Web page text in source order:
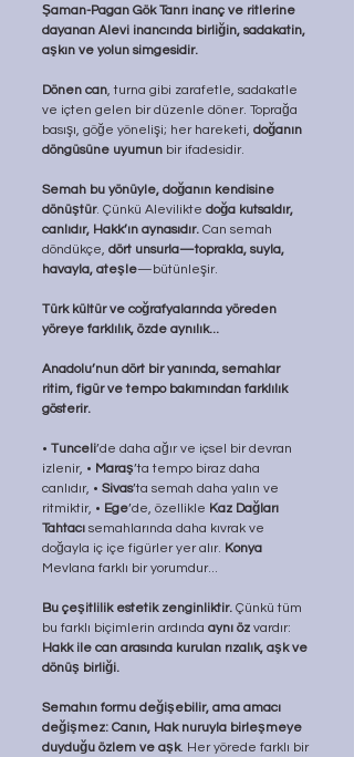
Şaman-Pagan Gök Tanrı inanç ve ritlerine
dayanan Alevi inancında birliğin, sadakatin,
aşkın ve yolun simgesidir.
Dönen can, turna gibi zarafetle, sadakatle
ve içten gelen bir düzenle döner. Toprağa
basışı, göğe yönelişi; her hareketi, doğanın
döngüsüne uyumun bir ifadesidir.
Semah bu yönüyle, doğanın kendisine
dönüştür. Çünkü Alevilikte doğa kutsaldır,
canlıdır, Hakk’ın aynasıdır. Can semah
döndükçe, dört unsurla—toprakla, suyla,
havayla, ateşle—bütünleşir.
Türk kültür ve coğrafyalarında yöreden
yöreye farklılık, özde aynılık...
Anadolu’nun dört bir yanında, semahlar
ritim, figür ve tempo bakımından farklılık
gösterir.
• Tunceli’de daha ağır ve içsel bir devran
izlenir, • Maraş’ta tempo biraz daha
canlıdır, • Sivas’ta semah daha yalın ve
ritmiktir, • Ege’de, özellikle Kaz Dağları
Tahtacı semahlarında daha kıvrak ve
doğayla iç içe figürler yer alır. Konya
Mevlana farklı bir yorumdur...
Bu çeşitlilik estetik zenginliktir. Çünkü tüm
bu farklı biçimlerin ardında aynı öz vardır:
Hakk ile can arasında kurulan rızalık, aşk ve
dönüş birliği.
Semahın formu değişebilir, ama amacı
değişmez: Canın, Hak nuruyla birleşmeye
duyduğu özlem ve aşk. Her yörede farklı bir